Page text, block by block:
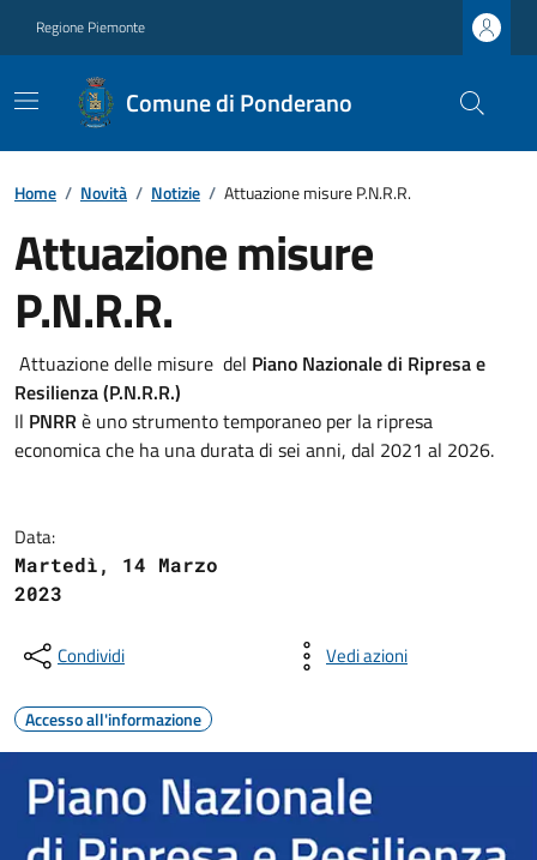
Regione Piemonte
Comune di Ponderano
Home / Novità / Notizie / Attuazione misure P.N.R.R.
Attuazione misure
P.N.R.R.
Attuazione delle misure del Piano Nazionale di Ripresa e
Resilienza (P.N.R.R.)
Il PNRRè uno strumento temporaneo per la ripresa
economica che ha una durata di sei anni, dal 2021 al 2026.
Data:
Martedì, 14 Marzo
2023
Condividi Vedi azioni
Accesso all'informazione